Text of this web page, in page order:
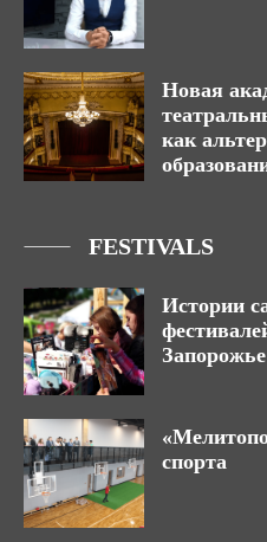
Новая
как
FESTIVALS
Истории
Запорожье
спорта